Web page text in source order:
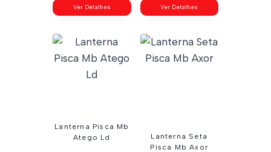
Ver Detalhes Ver Detalhes
Lanterna Pisca Mb
Atego Ld
Lanterna Seta
Pisca Mb Axor